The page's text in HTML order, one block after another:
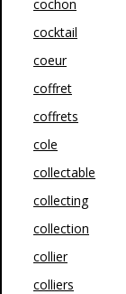
cochon
cocktail
coeur
coffret
coffrets
cole
collectable
collecting
collection
collier
colliers